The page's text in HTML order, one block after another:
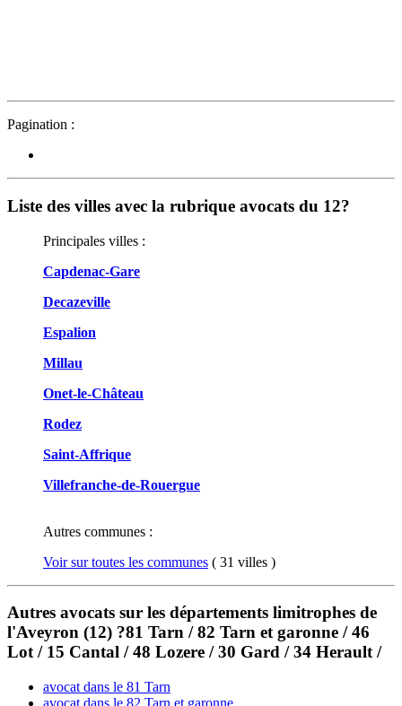
Pagination :
Liste des villes avec la rubrique avocats du 12?
Principales villes :
Capdenac-Gare
Decazeville
Espalion
Millau
Onet-le-Château
Rodez
Saint-Affrique
Villefranche-de-Rouergue
Autres communes :
Voir sur toutes les communes ( 31 villes )
Autres avocats sur les départements limitrophes de
l'Aveyron (12) ?81 Tarn / 82 Tarn et garonne / 46
Lot / 15 Cantal / 48 Lozere / 30 Gard / 34 Herault /
avocat dans le 81 Tarn